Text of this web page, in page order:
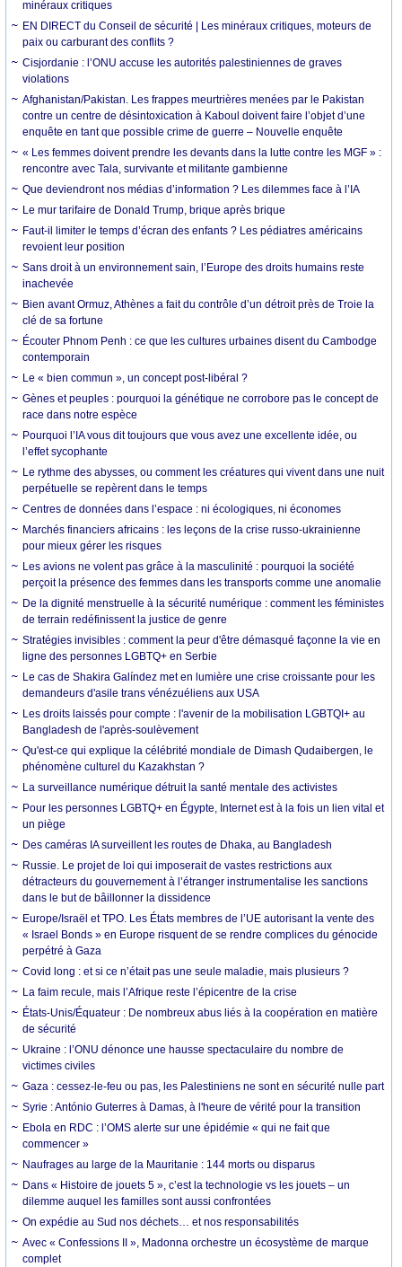
minéraux critiques
EN DIRECT du Conseil de sécurité | Les minéraux critiques, moteurs de
paix ou carburant des conflits ?
Cisjordanie : l’ONU accuse les autorités palestiniennes de graves
violations
Afghanistan/Pakistan. Les frappes meurtrières menées par le Pakistan
contre un centre de désintoxication à Kaboul doivent faire l’objet d’une
enquête en tant que possible crime de guerre – Nouvelle enquête
« Les femmes doivent prendre les devants dans la lutte contre les MGF » :
rencontre avec Tala, survivante et militante gambienne
Que deviendront nos médias d’information ? Les dilemmes face à l’IA
Le mur tarifaire de Donald Trump, brique après brique
Faut-il limiter le temps d’écran des enfants ? Les pédiatres américains
revoient leur position
Sans droit à un environnement sain, l’Europe des droits humains reste
inachevée
Bien avant Ormuz, Athènes a fait du contrôle d’un détroit près de Troie la
clé de sa fortune
Écouter Phnom Penh : ce que les cultures urbaines disent du Cambodge
contemporain
Le « bien commun », un concept post-libéral ?
Gènes et peuples : pourquoi la génétique ne corrobore pas le concept de
race dans notre espèce
Pourquoi l’IA vous dit toujours que vous avez une excellente idée, ou
l’effet sycophante
Le rythme des abysses, ou comment les créatures qui vivent dans une nuit
perpétuelle se repèrent dans le temps
Centres de données dans l’espace : ni écologiques, ni économes
Marchés financiers africains : les leçons de la crise russo-ukrainienne
pour mieux gérer les risques
Les avions ne volent pas grâce à la masculinité : pourquoi la société
perçoit la présence des femmes dans les transports comme une anomalie
De la dignité menstruelle à la sécurité numérique : comment les féministes
de terrain redéfinissent la justice de genre
Stratégies invisibles : comment la peur d'être démasqué façonne la vie en
ligne des personnes LGBTQ+ en Serbie
Le cas de Shakira Galíndez met en lumière une crise croissante pour les
demandeurs d'asile trans vénézuéliens aux USA
Les droits laissés pour compte : l'avenir de la mobilisation LGBTQI+ au
Bangladesh de l'après-soulèvement
Qu'est-ce qui explique la célébrité mondiale de Dimash Qudaibergen, le
phénomène culturel du Kazakhstan ?
La surveillance numérique détruit la santé mentale des activistes
Pour les personnes LGBTQ+ en Égypte, Internet est à la fois un lien vital et
un piège
Des caméras IA surveillent les routes de Dhaka, au Bangladesh
Russie. Le projet de loi qui imposerait de vastes restrictions aux
détracteurs du gouvernement à l’étranger instrumentalise les sanctions
dans le but de bâillonner la dissidence
Europe/Israël et TPO. Les États membres de l’UE autorisant la vente des
« Israel Bonds » en Europe risquent de se rendre complices du génocide
perpétré à Gaza
Covid long : et si ce n’était pas une seule maladie, mais plusieurs ?
La faim recule, mais l’Afrique reste l’épicentre de la crise
États-Unis/Équateur : De nombreux abus liés à la coopération en matière
de sécurité
Ukraine : l’ONU dénonce une hausse spectaculaire du nombre de
victimes civiles
Gaza : cessez-le-feu ou pas, les Palestiniens ne sont en sécurité nulle part
Syrie : António Guterres à Damas, à l'heure de vérité pour la transition
Ebola en RDC : l’OMS alerte sur une épidémie « qui ne fait que
commencer »
Naufrages au large de la Mauritanie : 144 morts ou disparus
Dans « Histoire de jouets 5 », c’est la technologie vs les jouets – un
dilemme auquel les familles sont aussi confrontées
On expédie au Sud nos déchets… et nos responsabilités
Avec « Confessions II », Madonna orchestre un écosystème de marque
complet